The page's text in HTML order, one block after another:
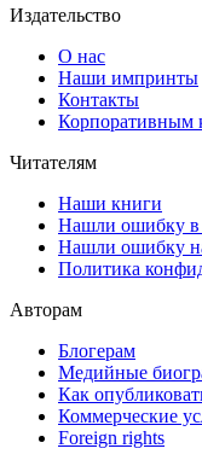
Издательство
О нас
Наши импринты
Контакты
Корпоративным
Читателям
Наши книги
Нашли ошибку в
Нашли ошибку
Политика
Авторам
Блогерам
Медийные
Как
Коммерческие
Foreign rights